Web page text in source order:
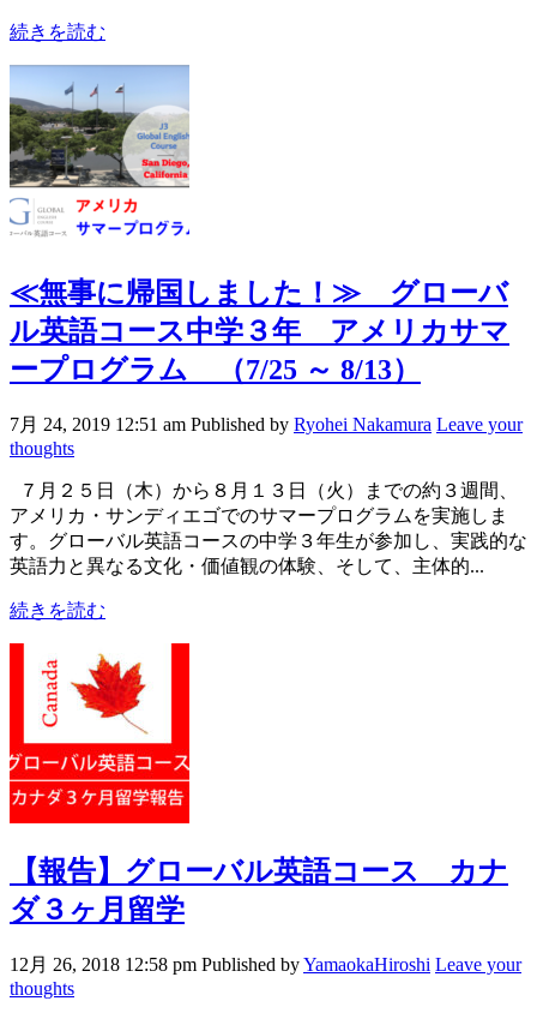
続きを読む
≪無事に帰国しました！≫グローバ
ル英語コース中学３年 アメリカサマ
ープログラム （7/25 ～ 8/13）
7月 24, 2019 12:51 am Published by Ryohei Nakamura Leave your
thoughts
７月２５日（木）から８月１３日（火）までの約３週間、
アメリカ・サンディエゴでのサマープログラムを実施しま
す。グローバル英語コースの中学３年生が参加し、実践的な
英語力と異なる文化・価値観の体験、そして、主体的...
続きを読む
【報告】グローバル英語コース カナ
ダ３ヶ月留学
12月 26, 2018 12:58 pm Published byYamaokaHiroshi Leave your
thoughts